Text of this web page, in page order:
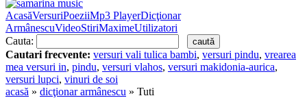
AcasăVersuriPoeziiMp3 PlayerDicţionar
ArmânescuVideoStiriMaximeUtilizatori
Cauta:
Cautari frecvente: versuri vali tulica bambi, versuri pindu, vrearea
mea versuri in, pindu, versuri vlahos, versuri makidonia-aurica,
versuri lupci, vinuri de soi
acasă » dicţionar armânescu » Tuti